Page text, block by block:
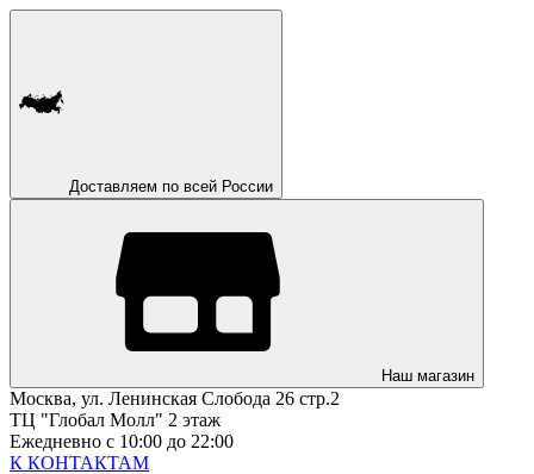
Доставляем по всей России
Наш магазин
Москва, ул. Ленинская Слобода 26 стр.2
ТЦ "Глобал Молл" 2 этаж
Ежедневно с 10:00 до 22:00
К КОНТАКТАМ